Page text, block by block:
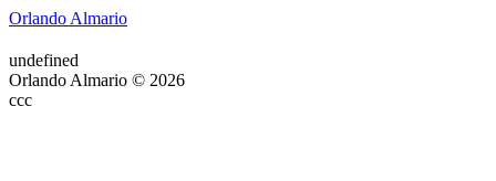
Orlando Almario
undefined
Orlando Almario © 2026
ссс